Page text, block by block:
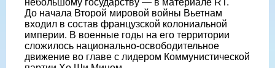
небольшому государству — в материале RT.
До начала Второй мировой войны Вьетнам
входил в состав французской колониальной
империи. В военные годы на его территории
сложилось национально-освободительное
движение во главе с лидером Коммунистической